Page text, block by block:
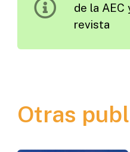
Bajo
de la AEC
revista
Otras